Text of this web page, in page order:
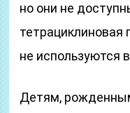
но они не
тетрациклиновая
не используются
Детям,